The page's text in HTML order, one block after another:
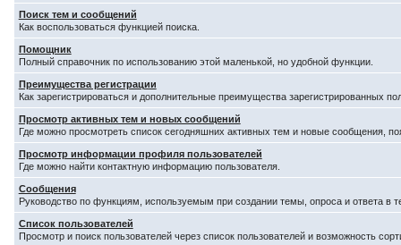
Поиск тем и сообщений
Как воспользоваться функцией поиска.
Помощник
Полный справочник по использованию этой маленькой, но удобной функции.
Преимущества регистрации
Как зарегистрироваться и дополнительные преимущества зарегистрированных
Просмотр активных тем и новых сообщений
Где можно просмотреть список сегодняшних активных тем и новые сообщения,
Просмотр информации профиля пользователей
Где можно найти контактную информацию пользователя.
Сообщения
Руководство по функциям, используемым при создании темы, опроса и ответа в
Список пользователей
Просмотр и поиск пользователей через список пользователей и возможность